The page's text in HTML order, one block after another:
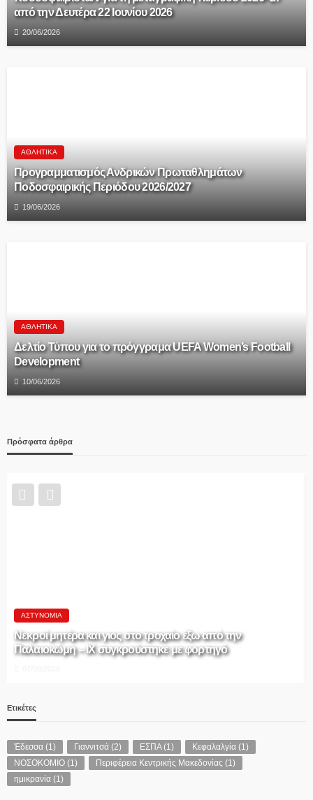
από την Δευτέρα 22 Ιουνίου 2026
20/06/2026
ΑΘΛΗΤΙΚΆ
Προγραμματισμός Ανδρικών Πρωταθλημάτων
Ποδοσφαιρικής Περιόδου 2026/2027
19/06/2026
ΑΘΛΗΤΙΚΆ
Δελτίο Τύπου για το πρόγγραμα UEFA Women’s Football
Development
10/06/2026
Πρόσφατα άρθρα
Δ.ΑΛΜΩΠΊΑΣ
ΠΡΟΣΚΛΗΣΗ ΣΕ ΤΑΚΤΙΚΗ ΔΙΑ ΖΩΣΗΣ ΣΥΝΕΔΡΙΑΣΗ
ΔΗΜΟΤΙΚΗΣ ΕΠΙΤΡΟΠΗΣ
Ετικέτες
Έδεσσα (1) Γιαννιτσά (2) ΕΣΠΑ(1) Κεφαλαλγία (1)
ΝΟΣΟΚΟΜΙΟ (1) Περιφέρεια Κεντρικής Μακεδονίας (1)
ημικρανία (1)